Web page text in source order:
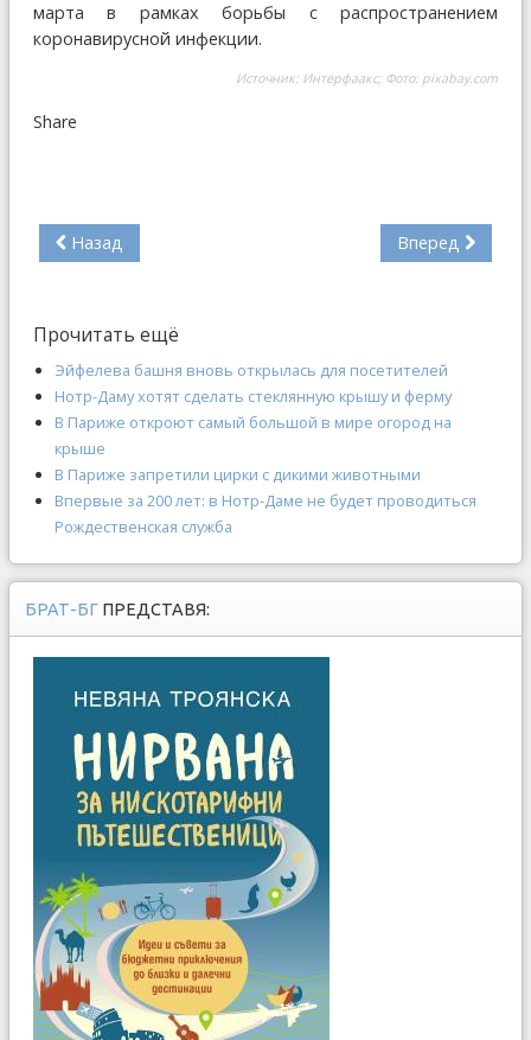
марта в рамках борьбы с распространением
коронавирусной инфекции.
Источник: Интерфаакс; Фото: pixabay.com
Share
Назад Вперед
Прочитать ещё
Эйфелева башня вновь открылась для посетителей
Нотр-Даму хотят сделать стеклянную крышу и ферму
В Париже откроют самый большой в мире огород на
крыше
В Париже запретили цирки с дикими животными
Впервые за 200 лет: в Нотр-Даме не будет проводиться
Рождественская служба
БРАТ-БГ ПРЕДСТАВЯ: